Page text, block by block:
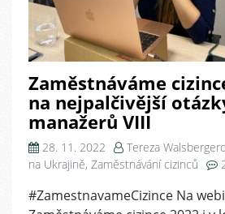
Zaměstnáváme
na nejpalčivější
manažerů VIII
28. 11. 2022 Tereza
na Ukrajině, Zaměstnávání cizinců
#ZamestnavameCizince Na